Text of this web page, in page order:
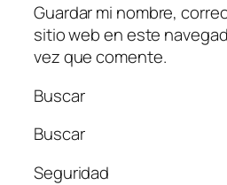
Guardar mi nombre,
sitio web en este
vez que comente.
Buscar
Buscar
Seguridad